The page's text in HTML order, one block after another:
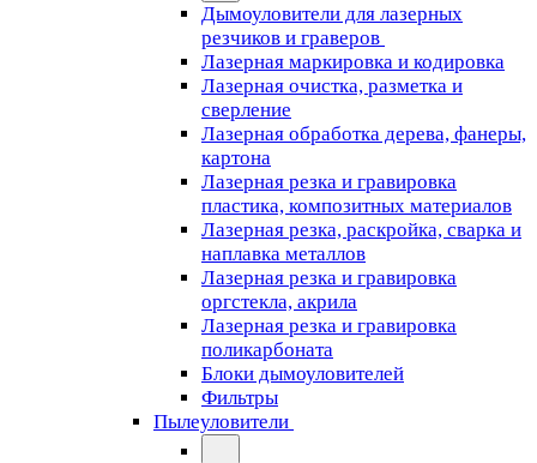
Дымоуловители для лазерных
резчиков и граверов
Лазерная маркировка и кодировка
Лазерная очистка, разметка и
сверление
Лазерная обработка дерева, фанеры,
картона
Лазерная резка и гравировка
пластика, композитных материалов
Лазерная резка, раскройка, сварка и
наплавка металлов
Лазерная резка и гравировка
оргстекла, акрила
Лазерная резка и гравировка
поликарбоната
Блоки дымоуловителей
Фильтры
Пылеуловители